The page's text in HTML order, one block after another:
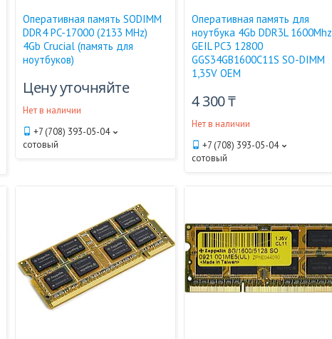
Оперативная память SODIMM
DDR4 PC-17000 (2133 MHz)
4Gb Crucial (память для
ноутбуков)
Цену уточняйте
Нет в наличии
+7 (708) 393-05-04
сотовый
Оперативная память для
ноутбука 4Gb DDR3L 1600Mhz
GEIL PC3 12800
GGS34GB1600C11S SO-DIMM
1,35V OEM
4 300 ₸
Нет в наличии
+7 (708) 393-05-04
сотовый